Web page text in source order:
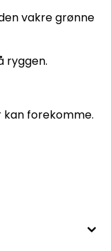
vakre grønne
ryggen.
kan forekomme.